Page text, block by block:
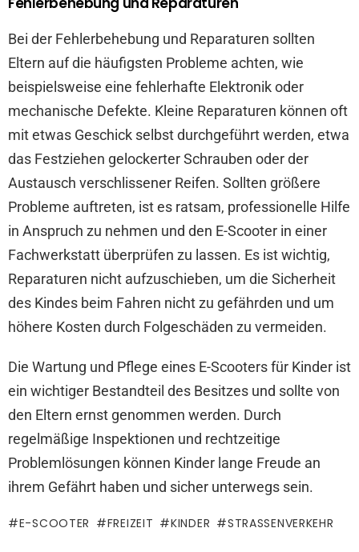
Bei der Fehlerbehebung und Reparaturen sollten
Eltern auf die häufigsten Probleme achten, wie
beispielsweise eine fehlerhafte Elektronik oder
mechanische Defekte. Kleine Reparaturen können oft
mit etwas Geschick selbst durchgeführt werden, etwa
das Festziehen gelockerter Schrauben oder der
Austausch verschlissener Reifen. Sollten größere
Probleme auftreten, ist es ratsam, professionelle Hilfe
in Anspruch zu nehmen und den E-Scooter in einer
Fachwerkstatt überprüfen zu lassen. Es ist wichtig,
Reparaturen nicht aufzuschieben, um die Sicherheit
des Kindes beim Fahren nicht zu gefährden und um
höhere Kosten durch Folgeschäden zu vermeiden.
Die Wartung und Pflege eines E-Scooters für Kinder ist
ein wichtiger Bestandteil des Besitzes und sollte von
den Eltern ernst genommen werden. Durch
regelmäßige Inspektionen und rechtzeitige
Problemlösungen können Kinder lange Freude an
ihrem Gefährt haben und sicher unterwegs sein.
E-SCOOTER FREIZEIT KINDER STRASSENVERKEHR